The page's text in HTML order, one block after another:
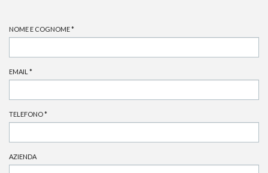
NOME E COGNOME*
EMAIL *
TELEFONO*
AZIENDA